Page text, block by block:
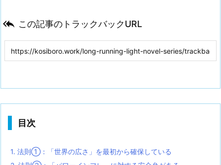
 この記事のトラックバックURL
目次
1. 法則①：「世界の広さ」を最初から確保している